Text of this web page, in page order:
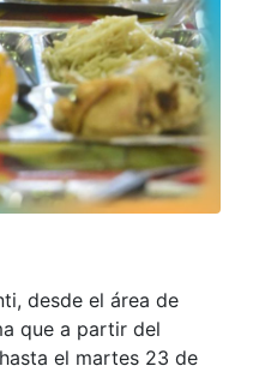
desde el área de
que a partir del
el martes 23 de